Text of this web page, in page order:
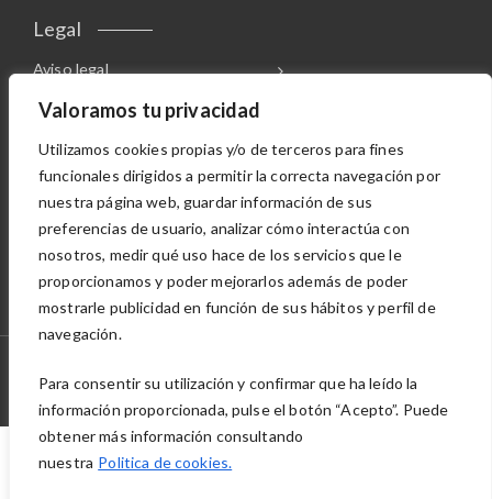
Valoramos tu privacidad
Utilizamos cookies propias y/o de terceros para fines
funcionales dirigidos a permitir la correcta navegación por
nuestra página web, guardar información de sus
preferencias de usuario, analizar cómo interactúa con
nosotros, medir qué uso hace de los servicios que le
proporcionamos y poder mejorarlos además de poder
mostrarle publicidad en función de sus hábitos y perfil de
navegación.
Para consentir su utilización y confirmar que ha leído la
información proporcionada, pulse el botón “Acepto”. Puede
obtener más información consultando
nuestra Politica de cookies.
Legal
Aviso legal
Canal de denuncias
Política de privacidad
OTRAS DIVISIONES
WPoperation